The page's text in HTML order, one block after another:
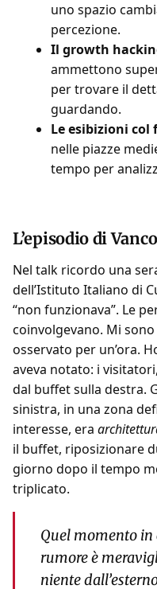
uno spazio
percezione.
Il growth
ammettono
per trovare il
guardando.
Le esibizioni col
nelle piazze
tempo per
L’episodio di
Nel talk ricordo una
dell’Istituto Italiano di
“non funzionava”. Le
coinvolgevano. Mi
osservato per un’ora.
aveva notato: i
dal buffet sulla destra.
sinistra, in una zona
interesse, era
il buffet, riposizionare
giorno dopo il tempo
triplicato.
Quel momento
rumore è
niente